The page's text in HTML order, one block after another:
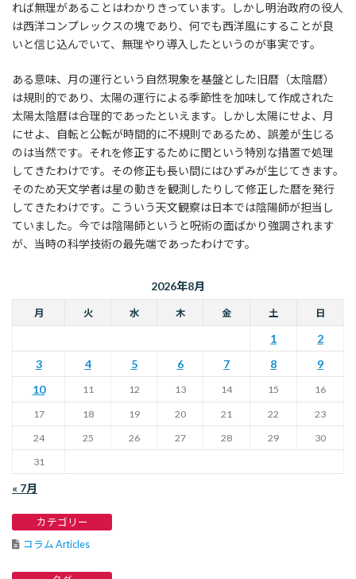
れば無理があることはわかりきっています。しかし明治政府の役人
は西洋コンプレックスの塊であり、何でも西洋風にすることが良
いと信じ込んでいて、無理やり導入したというのが事実です。
ある意味、月の運行という自然現象を基盤とした旧暦（太陰暦）
は規則的であり、太陽の運行による季節性を加味して作成された
太陽太陰暦は合理的であったといえます。しかし太陽にせよ、月
にせよ、自転と公転が時間的に不規則であるため、誤差が生じる
のは当然です。それを修正するために閏という特別な措置で処理
してきたわけです。その修正も長い間にはひずみが生じてきます。
そのため天文学者は星の動きを観測したりして修正した暦を発行
してきたわけです。こういう天文観察は日本では陰陽師が担当し
ていました。今では陰陽師というと呪術の面ばかり強調されます
が、当時の科学技術の最先端であったわけです。
2026年8月
月 火 水 木 金 土 日
1
2
3
4 5 6 7 8
9
10
11 12 13 14 15 16
17 18 19 20 21 22
23
24
25 26 27 28 29
30
31
« 7月
カテゴリー
コラム Articles